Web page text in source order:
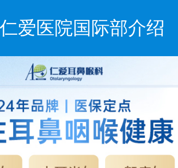
爱医院国际部介绍